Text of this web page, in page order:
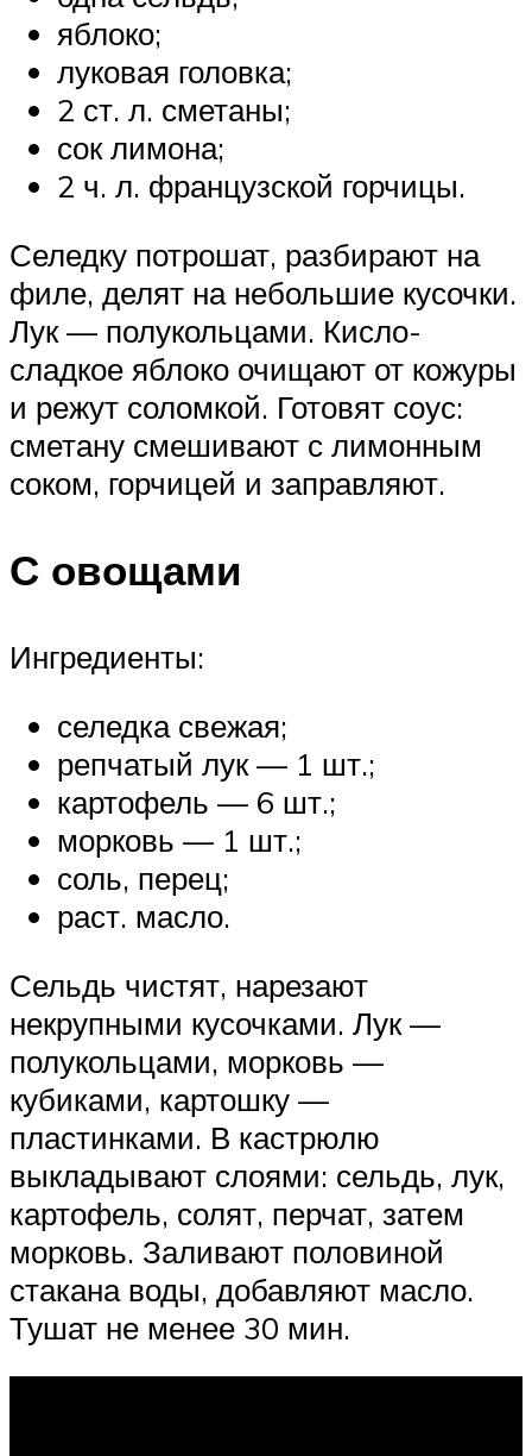
яблоко;
луковая головка;
2 ст. л. сметаны;
сок лимона;
2 ч. л. французской горчицы.
Селедку потрошат, разбирают на
филе, делят на небольшие кусочки.
Лук — полукольцами. Кисло-
сладкое яблоко очищают от кожуры
и режут соломкой. Готовят соус:
сметану смешивают с лимонным
соком, горчицей и заправляют.
С овощами
Ингредиенты:
селедка свежая;
репчатый лук — 1 шт.;
картофель — 6 шт.;
морковь — 1 шт.;
соль, перец;
раст. масло.
Сельдь чистят, нарезают
некрупными кусочками. Лук —
полукольцами, морковь —
кубиками, картошку —
пластинками. В кастрюлю
выкладывают слоями: сельдь, лук,
картофель, солят, перчат, затем
морковь. Заливают половиной
стакана воды, добавляют масло.
Тушат не менее 30 мин.